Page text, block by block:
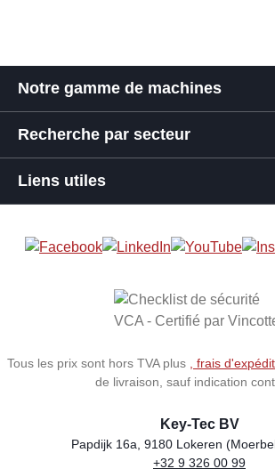
Notre gamme de machines
Recherche par secteur
Liens utiles
Tous les prix sont hors TVA plus , frais
de livraison, sauf indication
Key-Tec BV
Papdijk 16a, 9180 Lokeren
+32 9 326 00 99